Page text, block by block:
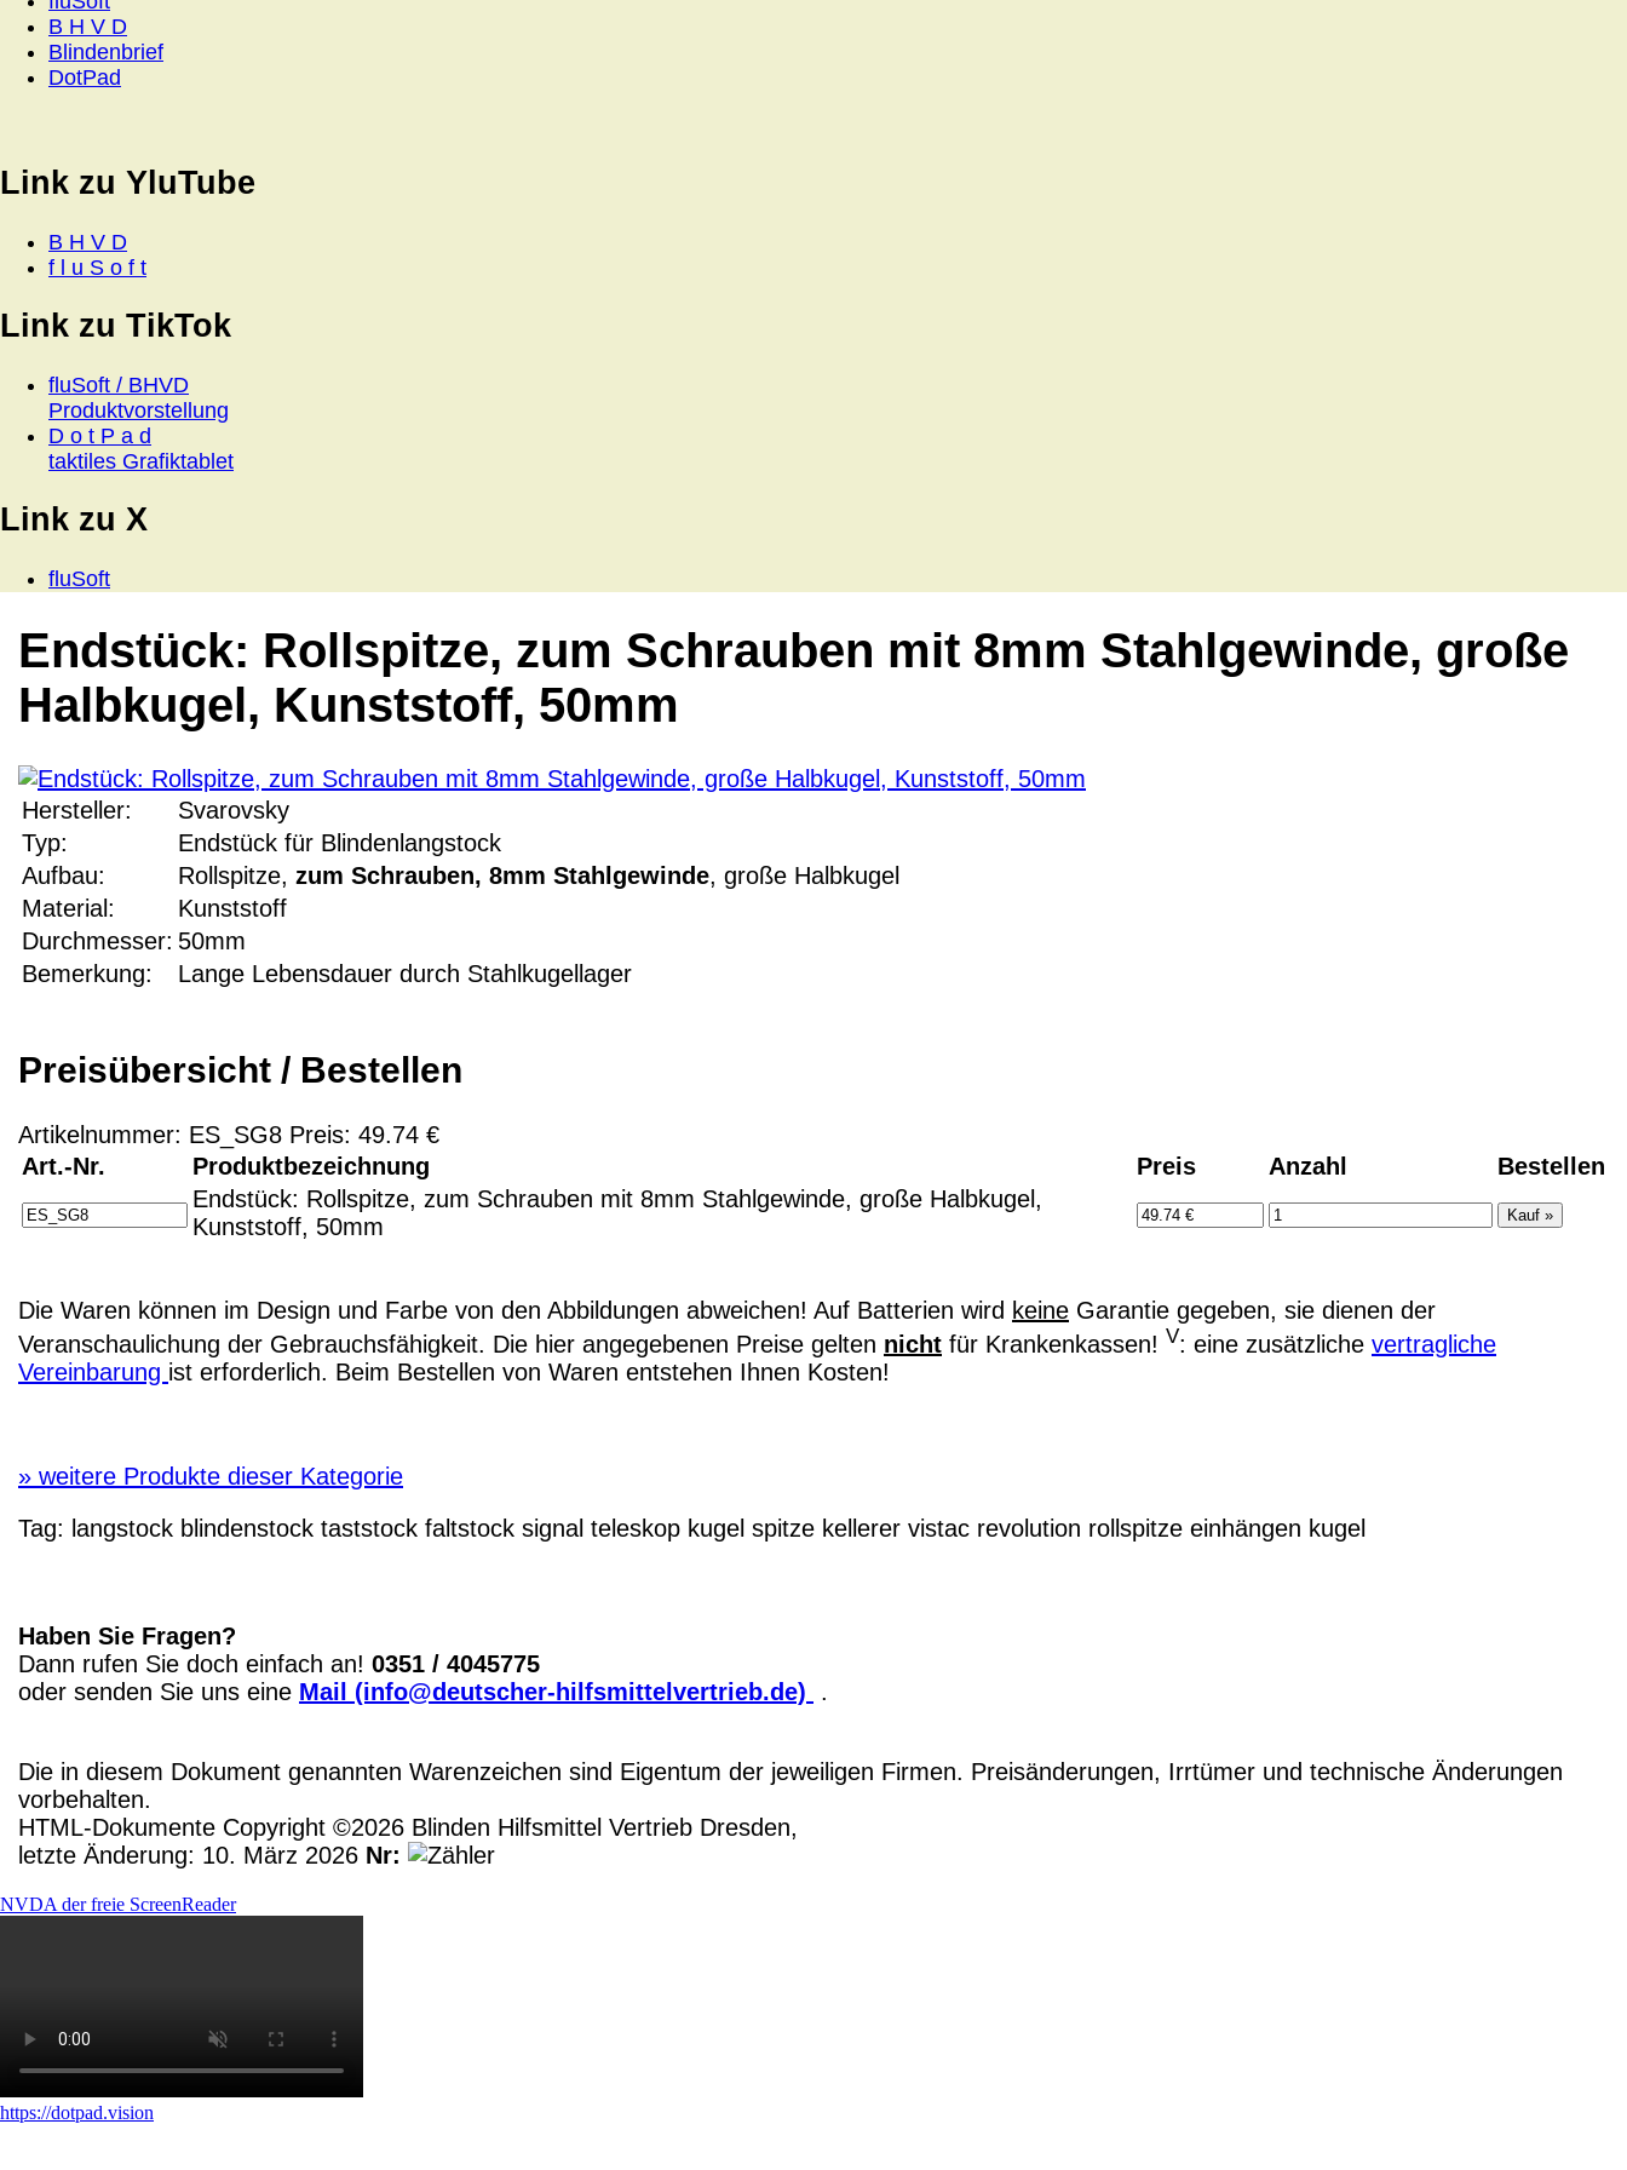
B H V D
Blindenbrief
DotPad
Link zu YluTube
B H V D
f l u S o f t
Link zu TikTok
fluSoft / BHVD
Produktvorstellung
D o t P a d
taktiles Grafiktablet
Link zu X
fluSoft
Endstück: Rollspitze, zum Schrauben mit 8mm Stahlgewinde, große
Halbkugel, Kunststoff, 50mm
Hersteller:
Svarovsky
Typ:
Endstück für Blindenlangstock
Aufbau:
Rollspitze, zum Schrauben, 8mm Stahlgewinde, große Halbkugel
Material:
Kunststoff
Durchmesser: 50mm
Bemerkung:
Lange Lebensdauer durch Stahlkugellager
Preisübersicht / Bestellen
Artikelnummer: ES_SG8 Preis: 49.74 €
Art.-Nr.
Produktbezeichnung Preis Anzahl
Bestellen
Endstück: Rollspitze, zum Schrauben mit 8mm Stahlgewinde, große Halbkugel,
Kunststoff, 50mm
Die Waren können im Design und Farbe von den Abbildungen abweichen! Auf Batterien wird keine Garantie gegeben, sie dienen der
Veranschaulichung der Gebrauchsfähigkeit. Die hier angegebenen Preise gelten nicht für Krankenkassen! V: eine zusätzliche vertragliche
Vereinbarung ist erforderlich. Beim Bestellen von Waren entstehen Ihnen Kosten!
» weitere Produkte dieser Kategorie
Tag: langstock blindenstock taststock faltstock signal teleskop kugel spitze kellerer vistac revolution rollspitze einhängen kugel
Haben Sie Fragen?
Dann rufen Sie doch einfach an! 0351 / 4045775
oder senden Sie uns eine Mail (info@deutscher-hilfsmittelvertrieb.de) .
Die in diesem Dokument genannten Warenzeichen sind Eigentum der jeweiligen Firmen. Preisänderungen, Irrtümer und technische Änderungen
vorbehalten.
HTML-Dokumente Copyright ©2026 Blinden Hilfsmittel Vertrieb Dresden,
letzte Änderung: 10. März 2026 Nr:
NVDA der freie ScreenReader
https://dotpad.vision